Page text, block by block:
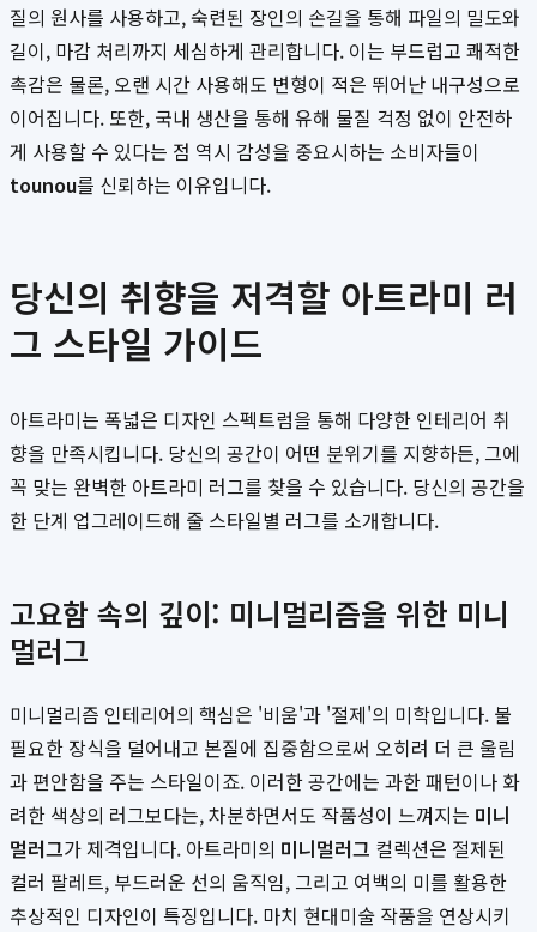
질의 원사를 사용하고, 숙련된 장인의 손길을 통해 파일의 밀도와
길이, 마감 처리까지 세심하게 관리합니다. 이는 부드럽고 쾌적한
촉감은 물론, 오랜 시간 사용해도 변형이 적은 뛰어난 내구성으로
이어집니다. 또한, 국내 생산을 통해 유해 물질 걱정 없이 안전하
게 사용할 수 있다는 점 역시 감성을 중요시하는 소비자들이
tounou를 신뢰하는 이유입니다.
당신의 취향을 저격할 아트라미 러
그 스타일 가이드
아트라미는 폭넓은 디자인 스펙트럼을 통해 다양한 인테리어 취
향을 만족시킵니다. 당신의 공간이 어떤 분위기를 지향하든, 그에
꼭 맞는 완벽한 아트라미 러그를 찾을 수 있습니다. 당신의 공간을
한 단계 업그레이드해 줄 스타일별 러그를 소개합니다.
고요함 속의 깊이: 미니멀리즘을 위한 미니
멀러그
미니멀리즘 인테리어의 핵심은 '비움'과 '절제'의 미학입니다. 불
필요한 장식을 덜어내고 본질에 집중함으로써 오히려 더 큰 울림
과 편안함을 주는 스타일이죠. 이러한 공간에는 과한 패턴이나 화
려한 색상의 러그보다는, 차분하면서도 작품성이 느껴지는 미니
멀러그가 제격입니다. 아트라미의 미니멀러그 컬렉션은 절제된
컬러 팔레트, 부드러운 선의 움직임, 그리고 여백의 미를 활용한
추상적인 디자인이 특징입니다. 마치 현대미술 작품을 연상시키